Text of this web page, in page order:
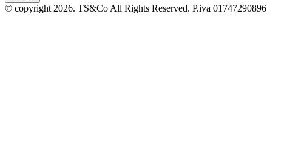
© copyright 2026. TS&Co All Rights Reserved. P.iva 01747290896